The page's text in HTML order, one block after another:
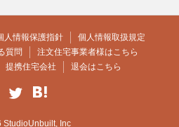
人情報保護指針
個人情報取扱規定
質問
注文住宅事業者様はこちら
提携住宅会社 退会はこちら
StudioUnbuilt, Inc